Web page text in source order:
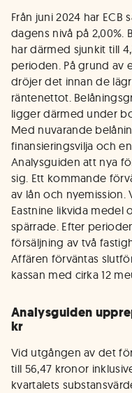
Från juni 2024 har
dagens nivå på 2,00%.
har därmed sjunkit till
perioden. På grund av
dröjer det innan de
räntenettot.
ligger därmed under
Med nuvarande
finansieringsvilja och
Analysguiden att nya
sig. Ett kommande
av lån och nyemission.
Eastnine likvida medel
spärrade. Efter
försäljning av två
Affären förväntas
kassan med cirka 12
Analysguiden
kr
Vid utgången av det
till 56,47 kronor
kvartalets